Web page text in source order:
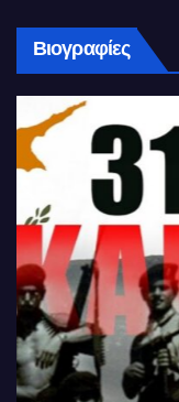
Βιογραφίες
ΒΙΟΓΡΑΦΊΕΣ